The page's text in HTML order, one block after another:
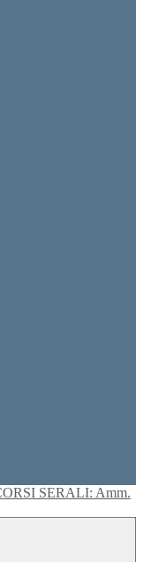
SERALI: Amm.